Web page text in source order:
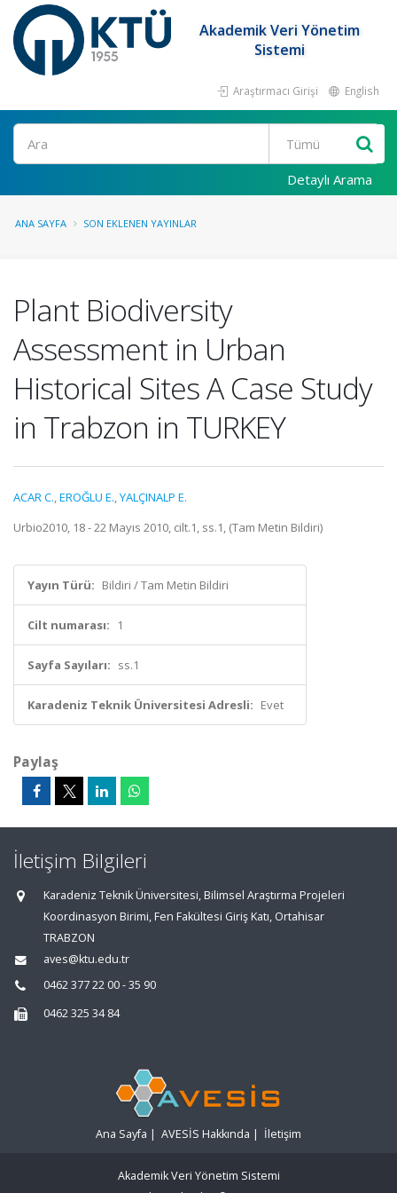
Akademik Veri Yönetim
Sistemi
Araştırmacı Girişi English
Ara
Detaylı Arama
ANA SAYFA SON EKLENEN YAYINLAR
Plant Biodiversity
Assessment in Urban
Historical Sites A Case Study
in Trabzon in TURKEY
ACAR C.,EROĞLU E.,YALÇINALP E.
Urbio2010, 18 - 22 Mayıs 2010, cilt.1, ss.1, (Tam Metin Bildiri)
Yayın Türü: Bildiri / Tam Metin Bildiri
Cilt numarası: 1
Sayfa Sayıları: ss.1
Karadeniz Teknik Üniversitesi Adresli: Evet
Paylaş
İletişim Bilgileri
Karadeniz Teknik Üniversitesi, Bilimsel Araştırma Projeleri
Koordinasyon Birimi, Fen Fakültesi Giriş Katı, Ortahisar
TRABZON
aves@ktu.edu.tr
0462 377 22 00 - 35 90
0462 325 34 84
Ana Sayfa | AVESİS Hakkında | İletişim
Akademik Veri Yönetim Sistemi